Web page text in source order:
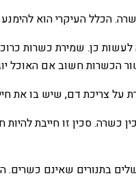
הכלל העיקרי הוא
כן. שמירת כשרות
הכשרות חשוב אם האוכל
צריכת דם, שיש בו את
סכין זו חייבת
בתנורים שאינם